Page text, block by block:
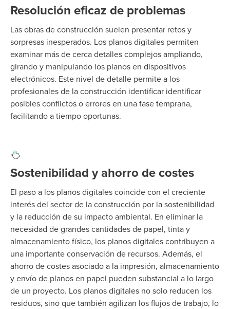
Resolución eficaz de problemas
Las obras de construcción suelen presentar retos y
sorpresas inesperados. Los planos digitales permiten
examinar más de cerca detalles complejos ampliando,
girando y manipulando los planos en dispositivos
electrónicos. Este nivel de detalle permite a los
profesionales de la construcción identificar identificar
posibles conflictos o errores en una fase temprana,
facilitando a tiempo oportunas.
Sostenibilidad y ahorro de costes
El paso a los planos digitales coincide con el creciente
interés del sector de la construcción por la sostenibilidad
y la reducción de su impacto ambiental. En eliminar la
necesidad de grandes cantidades de papel, tinta y
almacenamiento físico, los planos digitales contribuyen a
una importante conservación de recursos. Además, el
ahorro de costes asociado a la impresión, almacenamiento
y envío de planos en papel pueden substancial a lo largo
de un proyecto. Los planos digitales no solo reducen los
residuos, sino que también agilizan los flujos de trabajo, lo